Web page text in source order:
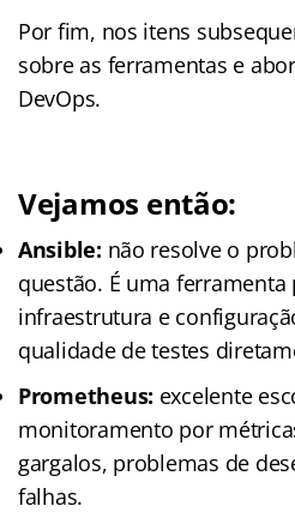
Por fim, nos itens
sobre as ferramentas e
DevOps.
Vejamos então:
Ansible: não resolve o
questão. É uma
infraestrutura e
qualidade de testes
Prometheus: excelente
monitoramento por
gargalos, problemas de
falhas.